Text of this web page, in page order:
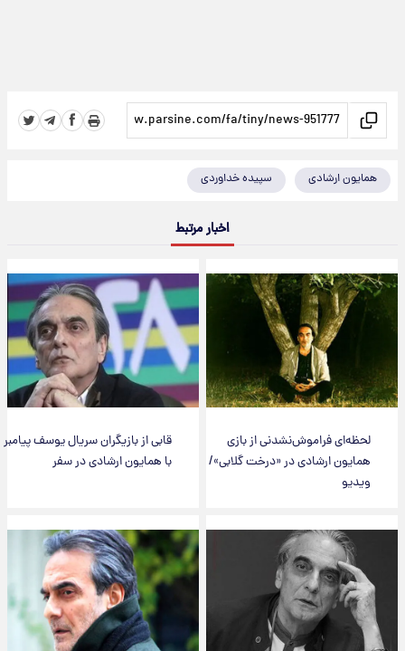
همایون ارشادی سپیده خداوردی
اخبار مرتبط
لحظه‌ای فراموش‌نشدنی از بازی
همایون ارشادی در «درخت گلابی»/
ویدیو
قابی از بازیگران سریال یوسف پیامبر
با همایون ارشادی در سفر